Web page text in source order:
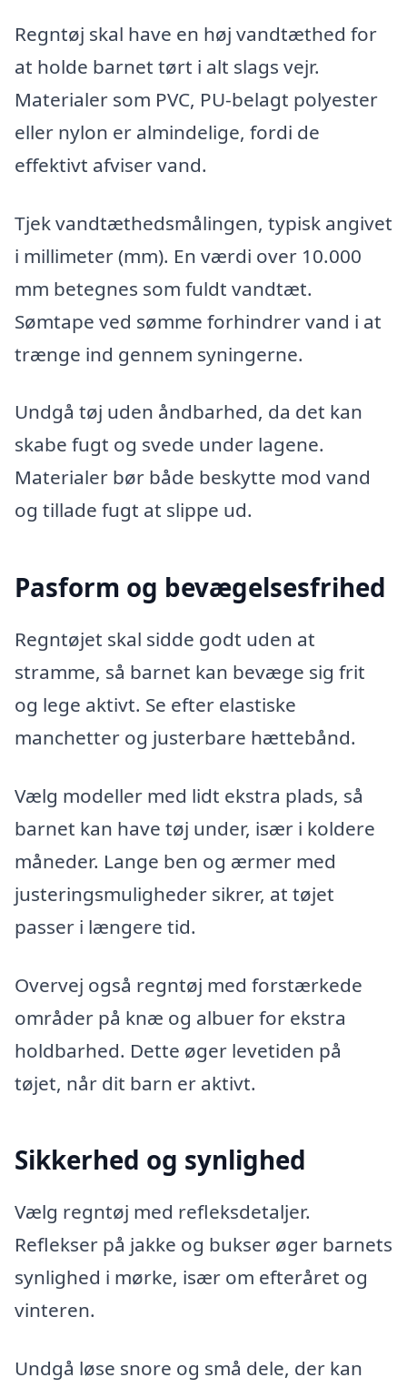
Regntøj skal have en høj vandtæthed for
at holde barnet tørt i alt slags vejr.
Materialer som PVC, PU-belagt polyester
eller nylon er almindelige, fordi de
effektivt afviser vand.
Tjek vandtæthedsmålingen, typisk angivet
i millimeter (mm). En værdi over 10.000
mm betegnes som fuldt vandtæt.
Sømtape ved sømme forhindrer vand i at
trænge ind gennem syningerne.
Undgå tøj uden åndbarhed, da det kan
skabe fugt og svede under lagene.
Materialer bør både beskytte mod vand
og tillade fugt at slippe ud.
Pasform og bevægelsesfrihed
Regntøjet skal sidde godt uden at
stramme, så barnet kan bevæge sig frit
og lege aktivt. Se efter elastiske
manchetter og justerbare hættebånd.
Vælg modeller med lidt ekstra plads, så
barnet kan have tøj under, især i koldere
måneder. Lange ben og ærmer med
justeringsmuligheder sikrer, at tøjet
passer i længere tid.
Overvej også regntøj med forstærkede
områder på knæ og albuer for ekstra
holdbarhed. Dette øger levetiden på
tøjet, når dit barn er aktivt.
Sikkerhed og synlighed
Vælg regntøj med refleksdetaljer.
Reflekser på jakke og bukser øger barnets
synlighed i mørke, især om efteråret og
vinteren.
Undgå løse snore og små dele, der kan